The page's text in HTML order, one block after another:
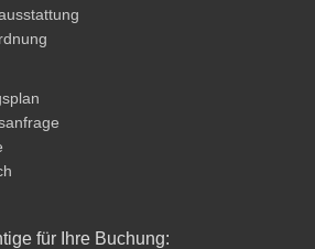
für Ihre Buchung: